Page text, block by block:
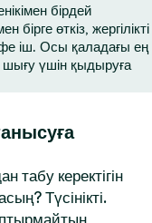
бірдей
өткіз, жергілікті
іш. Осы қаладағы ең
шығу үшін қыдыруға
табу керектігін
Түсінікті.